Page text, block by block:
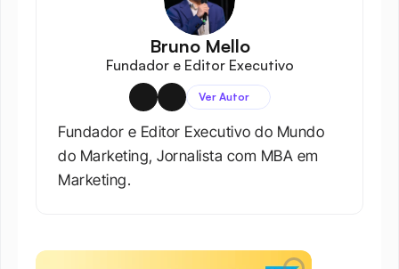
Bruno Mello
Fundador e Editor Executivo
Ver Autor
Fundador e Editor Executivo do Mundo
do Marketing, Jornalista com MBA em
Marketing.